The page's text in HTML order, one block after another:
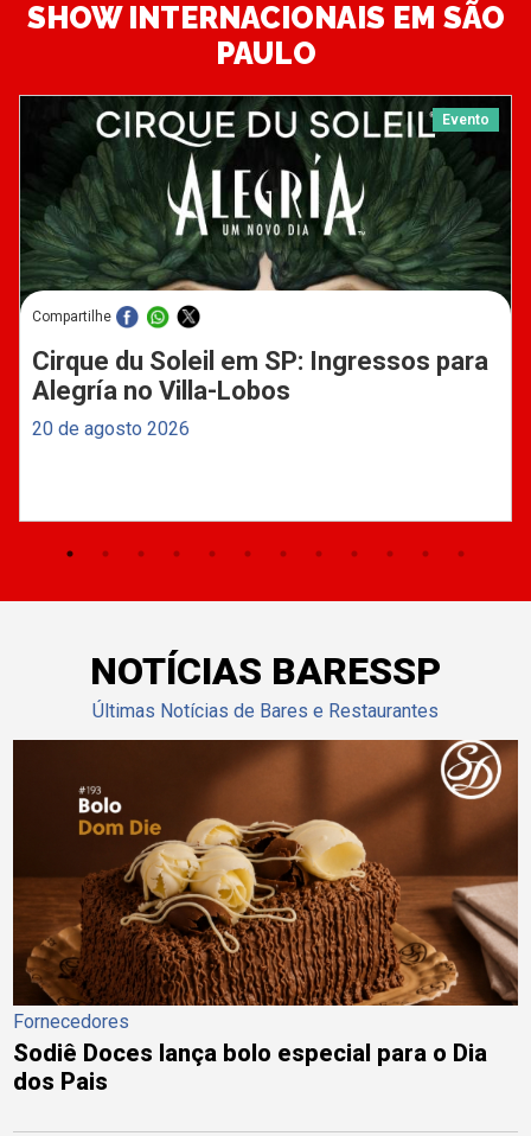
SHOW INTERNACIONAIS EM SÃO
PAULO
Evento
Compartilhe
Cirque du Soleil em SP: Ingressos para
Alegría no Villa-Lobos
20 de agosto 2026
NOTÍCIAS BARESSP
Últimas Notícias de Bares e Restaurantes
Fornecedores
Sodiê Doces lança bolo especial para o Dia
dos Pais